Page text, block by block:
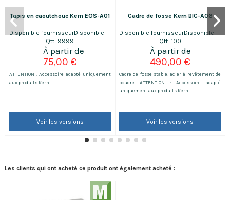
Tapis en caoutchouc Kern EOS-A01
Disponible fournisseurDisponible
Qtt: 9999
75,00 €
ATTENTION : Accessoire adapté uniquement
aux produits Kern
Voir les versions
Cadre de fosse Kern BIC-A06
Disponible fournisseurDisponible
Qtt: 100
490,00 €
Cadre de fosse stable, acier à revêtement de
poudre ATTENTION : Accessoire adapté
uniquement aux produits Kern
Voir les versions
Les clients qui ont acheté ce produit ont également acheté :